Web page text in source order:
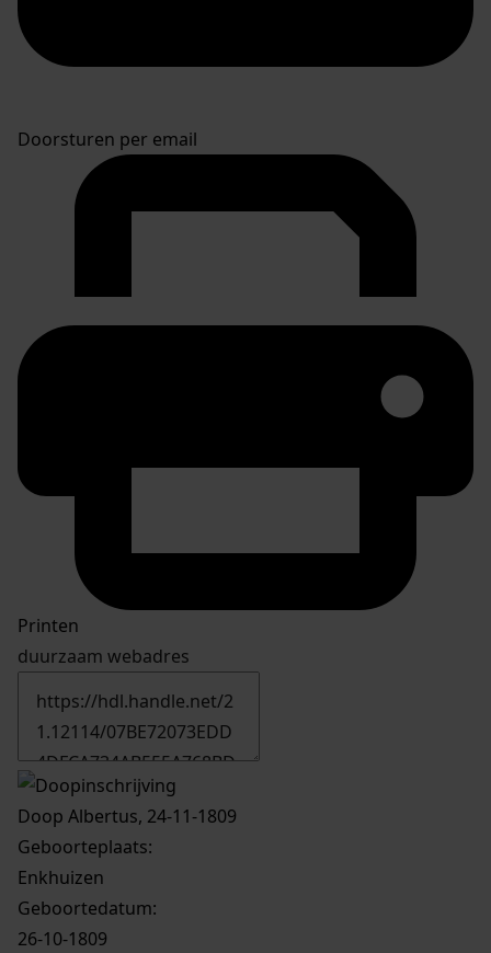
Doorsturen per email
Printen
duurzaam webadres
Doop Albertus, 24-11-1809
Geboorteplaats:
Enkhuizen
Geboortedatum:
26-10-1809